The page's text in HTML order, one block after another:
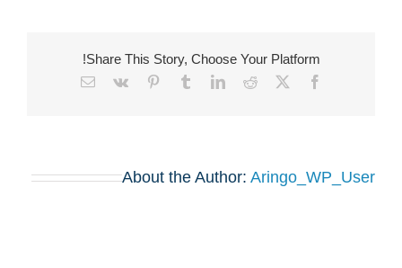
Share This Story, Choose Your Platform!
Facebook
X
Reddit
LinkedIn
Tumblr
Pinterest
Vk
Email
About the Author: Aringo_WP_User